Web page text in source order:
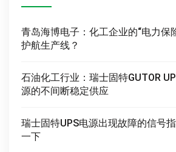
青岛海博电子：化工企业的“电力保
护航生产线？
石油化工行业：瑞士固特GUTOR
源的不间断稳定供应
瑞士固特UPS电源出现故障的信号
一下